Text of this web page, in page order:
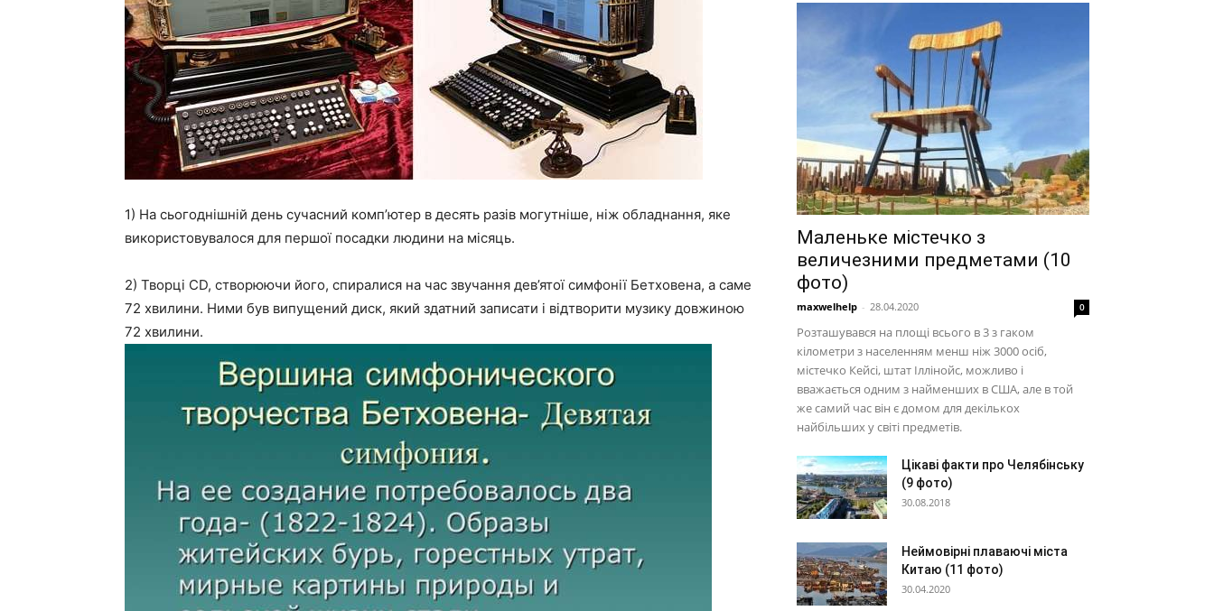
1) На сьогоднішній день сучасний комп’ютер в десять разів могутніше, ніж обладнання, яке
використовувалося для першої посадки людини на місяць.
2) Творці CD, створюючи його, спиралися на час звучання дев’ятої симфонії Бетховена, а саме
72 хвилини. Ними був випущений диск, який здатний записати і відтворити музику довжиною
72 хвилини.
Маленьке містечко з
величезними предметами (10
фото)
maxwelhelp - 28.04.2020 0
Розташувався на площі всього в 3 з гаком
кілометри з населенням менш ніж 3000 осіб,
містечко Кейсі, штат Іллінойс, можливо і
вважається одним з найменших в США, але в той
же самий час він є домом для декількох
найбільших у світі предметів.
Цікаві факти про Челябінську
(9 фото)
30.08.2018
Неймовірні плаваючі міста
Китаю (11 фото)
30.04.2020